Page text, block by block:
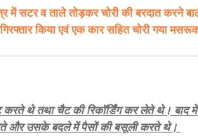
में सटर व ताले तोड़कर चोरी की बरदात करने
किया एवं एक कार सहित चोरी गया
थे तथा चैट की रिकॉर्डिंग कर लेते थे। बाद में
और उसके बदले में पैसों की बसूली करते थे।